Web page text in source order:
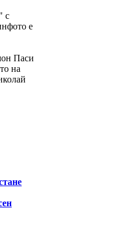
с
е
Паси
на